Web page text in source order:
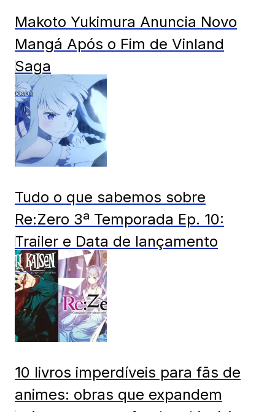
Makoto Yukimura Anuncia Novo
Mangá Após o Fim de Vinland
Saga
otaku
Tudo o que sabemos sobre
Re:Zero 3ª Temporada Ep. 10:
Trailer e Data de lançamento
otaku
10 livros imperdíveis para fãs de
animes: obras que expandem